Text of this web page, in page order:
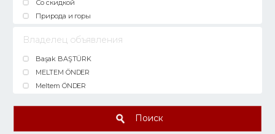
Со скидкой
Природа и горы
Владелец объявления
Başak BAŞTÜRK
MELTEM ÖNDER
Meltem ÖNDER
Поиск